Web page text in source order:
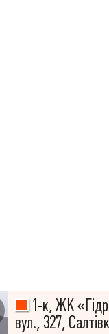
1-к, ЖК
вул., 327,